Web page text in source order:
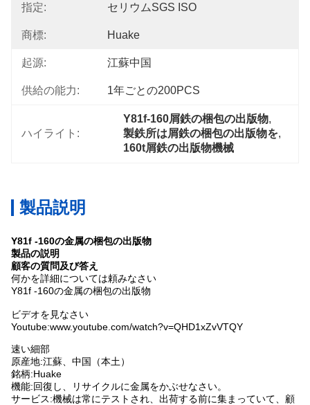
指定: セリウムSGS ISO
商標: Huake
起源: 江蘇中国
供給の能力: 1年ごとの200PCS
ハイライト:
Y81f-160屑鉄の梱包の出版物,
製鉄所は屑鉄の梱包の出版物を,
160t屑鉄の出版物機械
製品説明
Y81f -160の金属の梱包の出版物
製品の説明
顧客の質問及び答え
何かを詳細については頼みなさい
Y81f -160の金属の梱包の出版物
ビデオを見なさい
Youtube:www.youtube.com/watch?v=QHD1xZvVTQY
速い細部
原産地:江蘇、中国（本土）
銘柄:Huake
機能:回復し、リサイクルに金属をかぶせなさい。
サービス:機械は常にテストされ、出荷する前に集まっていて、顧